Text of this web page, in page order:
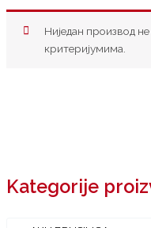
Kategorije
Ниједан производ
критеријумима.